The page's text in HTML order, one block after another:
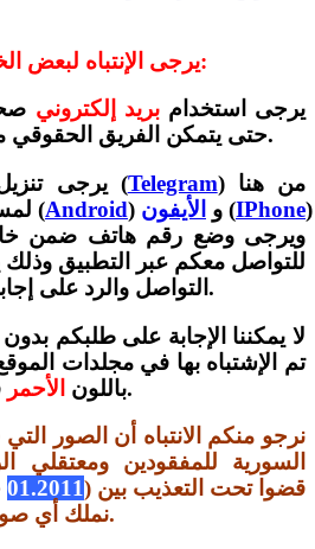
يرجى الإنتباه لبعض الخانات أثناء تعبئة الطلب:
يرجى استخدامبريد إلكتروني
حتى يتمكن الفريق الحقوقي من التواصل معكم.
يرجى تنزيل تطبيق التلغرام (Telegram) من هنا
(Android ) و الأيفون (IPhone
ويرجى وضع رقم هاتف ضمن
للتواصل معكم عبر التطبيق وذلك
التواصل والرد على إجاباتكم بشكل أسرع.
لا يمكننا الإجابة على طلبكم
تم الإشتباه بها في مجلدات
باللون الأحمر
).
نرجو منكم الانتباه أن الصور
السورية للمفقودين ومعتقلي
قضوا تحت التعذيب بين (01.2011
نملك أي صورة بعد هذا التاريخ.